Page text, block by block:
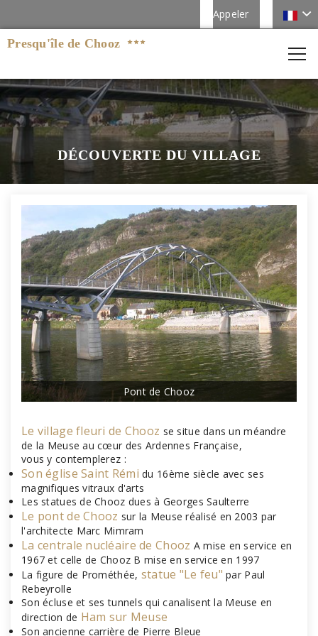
Appeler
Presqu'île de Chooz
DÉCOUVERTE DU VILLAGE
Pont de Chooz
Le village fleuri de Chooz se situe dans un méandre
de la Meuse au cœur des Ardennes Française,
vous y contemplerez :
Son église Saint Rémi du 16ème siècle avec ses
magnifiques vitraux d'arts
Les statues de Chooz dues à Georges Saulterre
Le pont de Chooz sur la Meuse réalisé en 2003 par
l'architecte Marc Mimram
La centrale nucléaire de Chooz A mise en service en
1967 et celle de Chooz B mise en service en 1997
La figure de Prométhée, statue "Le feu" par Paul
Rebeyrolle
Son écluse et ses tunnels qui canalisent la Meuse en
direction de Ham sur Meuse
Son ancienne carrière de Pierre Bleue